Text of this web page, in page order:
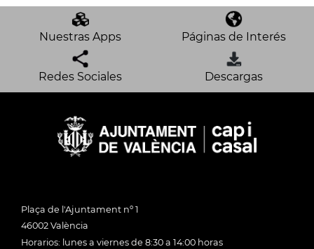
Nuestras Apps Páginas de Interés
Redes Sociales Descargas
Plaça de l'Ajuntament nº 1
46002 València
Horarios: lunes a viernes de 8:30 a 14:00 horas